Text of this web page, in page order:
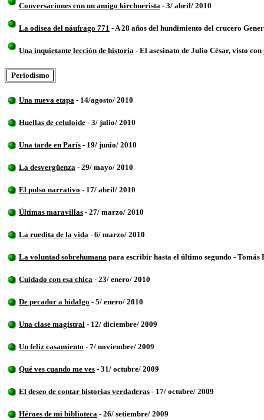
Conversaciones con un amigo kirchnerista - 3/ abril/ 2010
La odisea del náufrago 771 - A 28 años del hundimiento del crucero
Una inquietante lección de historia - El asesinato de Julio César, visto
Periodismo
Una nueva etapa - 14/agosto/ 2010
Huellas de celuloide - 3/ julio/ 2010
Una tarde en París - 19/ junio/ 2010
La desvergüenza - 29/ mayo/ 2010
El pulso narrativo - 17/ abril/ 2010
Últimas maravillas - 27/ marzo/ 2010
La ruedita de la vida - 6/ marzo/ 2010
La voluntad sobrehumana para escribir hasta el último segundo -
Cuidado con esa chica - 23/ enero/ 2010
De pecador a hidalgo - 5/ enero/ 2010
Una clase magistral - 12/ diciembre/ 2009
Un feliz casamiento - 7/ noviembre/ 2009
Qué ves cuando me ves - 31/ octubre/ 2009
El deseo de contar historias verdaderas - 17/ octubre/ 2009
Héroes de mi biblioteca - 26/ setiembre/ 2009